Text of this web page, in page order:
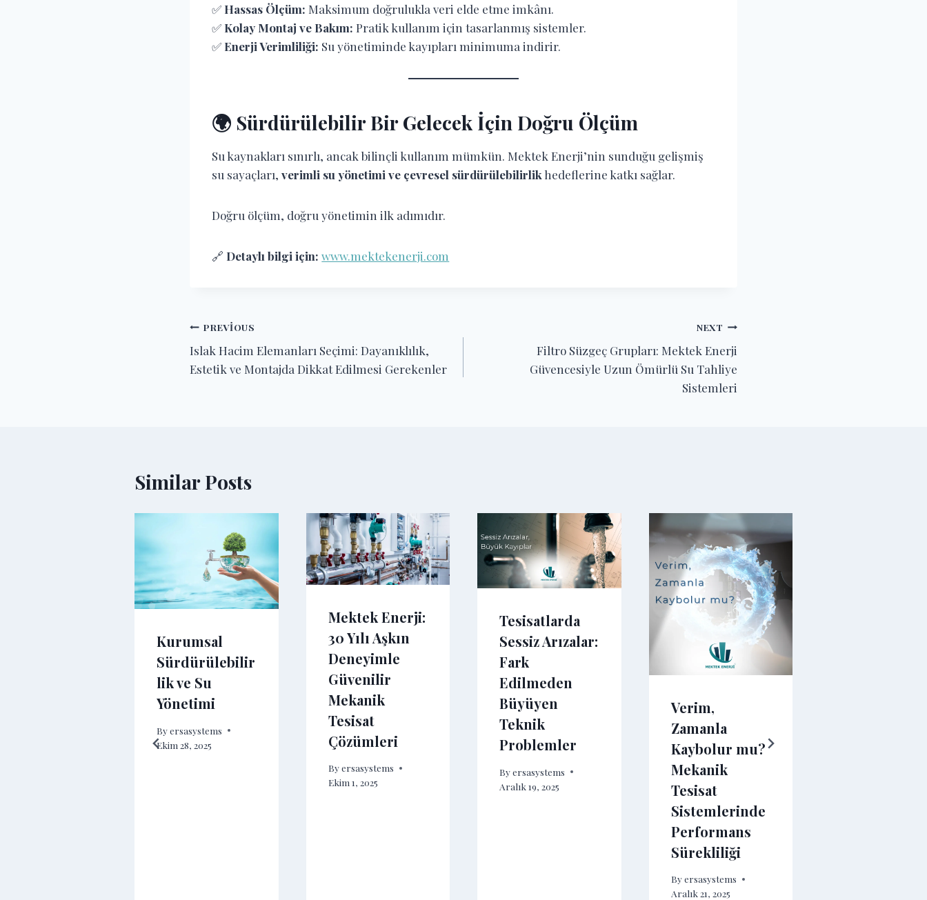
✅ Hassas Ölçüm: Maksimum doğrulukla veri elde etme imkânı.
✅ Kolay Montaj ve Bakım: Pratik kullanım için tasarlanmış sistemler.
✅ Enerji Verimliliği: Su yönetiminde kayıpları minimuma indirir.
🌍 Sürdürülebilir Bir Gelecek İçin Doğru Ölçüm
Su kaynakları sınırlı, ancak bilinçli kullanım mümkün. Mektek Enerji’nin sunduğu gelişmiş
su sayaçları,verimli su yönetimi ve çevresel sürdürülebilirlik hedeflerine katkı sağlar.
Doğru ölçüm, doğru yönetimin ilk adımıdır.
🔗 Detaylı bilgi için: www.mektekenerji.com
PREVIOUS
Islak Hacim Elemanları Seçimi: Dayanıklılık,
Estetik ve Montajda Dikkat Edilmesi Gerekenler
NEXT
Filtro Süzgeç Grupları: Mektek Enerji
Güvencesiyle Uzun Ömürlü Su Tahliye
Sistemleri
Similar Posts
Kurumsal
Sürdürülebilir
lik ve Su
Yönetimi
Byersasystems
Ekim 28, 2025
Mektek Enerji:
30 Yılı Aşkın
Deneyimle
Güvenilir
Mekanik
Tesisat
Çözümleri
Byersasystems
Ekim 1, 2025
Tesisatlarda
Sessiz Arızalar:
Fark
Edilmeden
Büyüyen
Teknik
Problemler
Byersasystems
Aralık 19, 2025
Verim,
Zamanla
Kaybolur mu?
Mekanik
Tesisat
Sistemlerinde
Performans
Sürekliliği
Byersasystems
Aralık 21, 2025